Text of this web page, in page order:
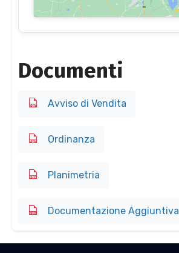
Documenti
Avviso di Vendita
Ordinanza
Planimetria
Documentazione Aggiuntiva